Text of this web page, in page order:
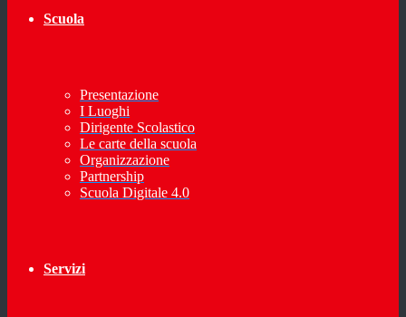
Scuola
Presentazione
I Luoghi
Dirigente Scolastico
Le carte della scuola
Organizzazione
Partnership
Scuola Digitale 4.0
Servizi